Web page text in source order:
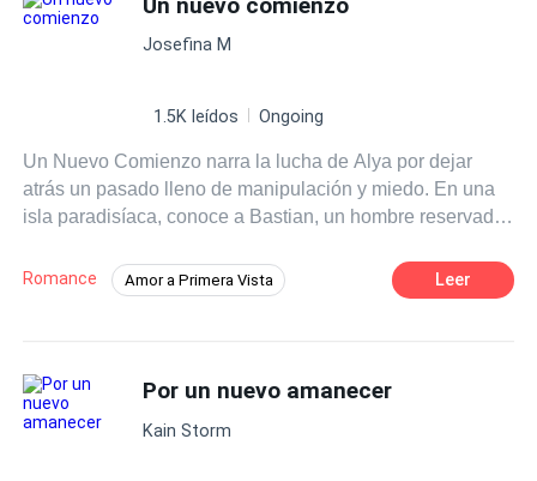
además se encontró rodeada de un sinfín de
pretendientes. Él, consumido por el arrepentimiento, la
sonrisa deslumbrante, respondió. —Lo siento, permíteme
seguir mi camino, estás interrumpiendo mi buena suerte
en el amor.
Secretario/a Heredero / Heredera
Josefina M
1.5K leídos Ongoing
Un Nuevo Comienzo narra la lucha de Alya por dejar
atrás un pasado lleno de manipulación y miedo. En una
isla paradisíaca, conoce a Bastian, un hombre reservado
secretos, desconfianzas y la sombra de una madre
controladora. ¿Podrán superar los obstáculos y construir
desde el inicio.
Romance Amor a Primera Vista Leer
Por un nuevo amanecer
Kain Storm